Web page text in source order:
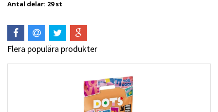
Antal delar: 29 st
Flera populära produkter